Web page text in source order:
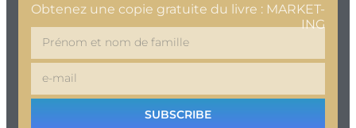
Obtenez une copie gratuite du livre : MARKET-
ING
SUBSCRIBE